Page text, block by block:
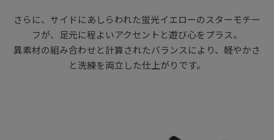
さらに、サイドにあしらわれた蛍光イエローのスターモチー
フが、足元に程よいアクセントと遊び心をプラス。
異素材の組み合わせと計算されたバランスにより、軽やかさ
と洗練を両立した仕上がりです。